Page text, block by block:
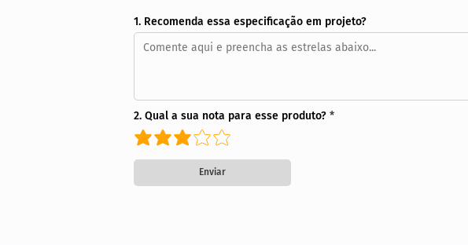
1. Recomenda essa especificação em projeto?
2. Qual a sua nota para esse produto?
Enviar